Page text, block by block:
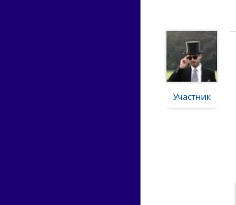
Участник